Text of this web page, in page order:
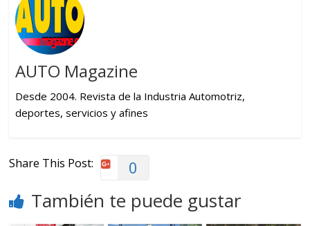
AUTO Magazine
Desde 2004. Revista de la Industria Automotriz,
deportes, servicios y afines
Share This Post: 0
También te puede gustar